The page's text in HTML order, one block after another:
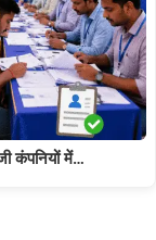
कंपनियों में…